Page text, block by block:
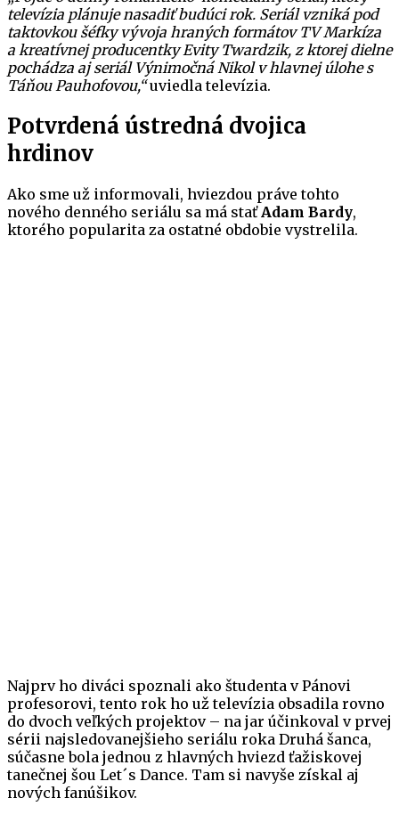
televízia plánuje nasadiť budúci rok. Seriál vzniká pod
taktovkou šéfky vývoja hraných formátov TV Markíza
a kreatívnej producentky Evity Twardzik, z ktorej dielne
pochádza aj seriál Výnimočná Nikol v hlavnej úlohe s
Táňou Pauhofovou,“uviedla televízia.
Potvrdená ústredná dvojica
hrdinov
Ako sme už informovali, hviezdou práve tohto
nového denného seriálu sa má stať Adam Bardy,
ktorého popularita za ostatné obdobie vystrelila.
Najprv ho diváci spoznali ako študenta v Pánovi
profesorovi, tento rok ho už televízia obsadila rovno
do dvoch veľkých projektov – na jar účinkoval v prvej
sérii najsledovanejšieho seriálu roka Druhá šanca,
súčasne bola jednou z hlavných hviezd ťažiskovej
tanečnej šou Let´s Dance. Tam si navyše získal aj
nových fanúšikov.